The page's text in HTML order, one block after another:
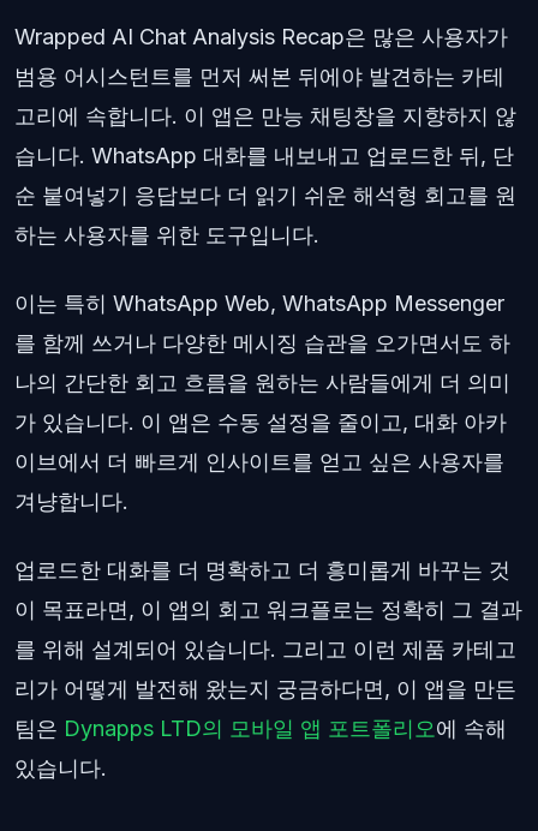
Wrapped AI Chat Analysis Recap은 많은 사용자가
범용 어시스턴트를 먼저 써본 뒤에야 발견하는 카테
고리에 속합니다. 이 앱은 만능 채팅창을 지향하지 않
습니다. WhatsApp 대화를 내보내고 업로드한 뒤, 단
순 붙여넣기 응답보다 더 읽기 쉬운 해석형 회고를 원
하는 사용자를 위한 도구입니다.
이는 특히 WhatsApp Web, WhatsApp Messenger
를 함께 쓰거나 다양한 메시징 습관을 오가면서도 하
나의 간단한 회고 흐름을 원하는 사람들에게 더 의미
가 있습니다. 이 앱은 수동 설정을 줄이고, 대화 아카
이브에서 더 빠르게 인사이트를 얻고 싶은 사용자를
겨냥합니다.
업로드한 대화를 더 명확하고 더 흥미롭게 바꾸는 것
이 목표라면, 이 앱의 회고 워크플로는 정확히 그 결과
를 위해 설계되어 있습니다. 그리고 이런 제품 카테고
리가 어떻게 발전해 왔는지 궁금하다면, 이 앱을 만든
팀은 Dynapps LTD의 모바일 앱 포트폴리오에 속해
있습니다.